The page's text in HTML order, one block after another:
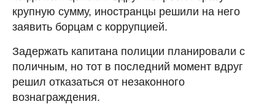
крупную сумму, иностранцы решили на него
заявить борцам с коррупцией.
Задержать капитана полиции планировали с
поличным, но тот в последний момент вдруг
решил отказаться от незаконного
вознаграждения.